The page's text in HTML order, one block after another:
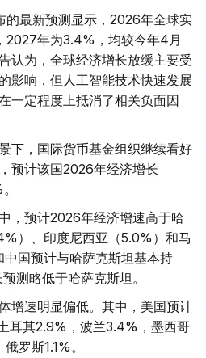
的最新预测显示，2026年全球实
2027年为3.4%，均较今年4月
认为，全球经济增长放缓主要受
影响，但人工智能技术快速发展
一定程度上抵消了相关负面因
下，国际货币基金组织继续看好
预计该国2026年经济增长
，预计2026年经济增速高于哈
）、印度尼西亚（5.0%）和马
国预计与哈萨克斯坦基本持
测略低于哈萨克斯坦。
增速明显偏低。其中，美国预计
耳其2.9%，波兰3.4%，墨西哥
罗斯1.1%。